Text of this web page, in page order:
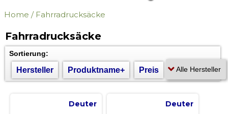
Home / Fahrradrucksäcke
Fahrradrucksäcke
Sortierung:
Hersteller Produktname+ Preis
Deuter Deuter